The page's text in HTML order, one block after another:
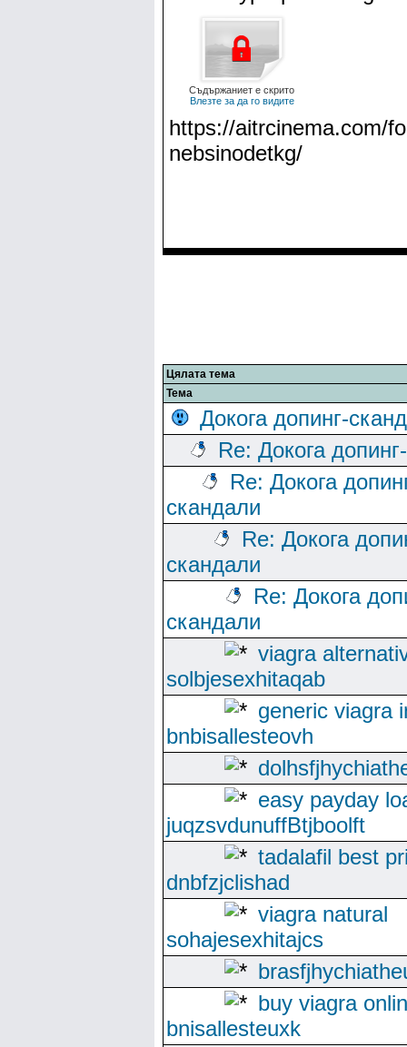
Съдържаниет е скрито
Влезте за да го видите
https://aitrcinema.com/
nebsinodetkg/
Цялата тема
Тема
Докога допинг-
Re: Докога
Re: Докога
скандали
Re: Докога
скандали
Re: Докога
скандали
viagra
solbjesexhitaqab
generic viagra
bnbisallesteovh
easy payday
juqzsvdunuffBtjboolft
tadalafil best
dnbfzjclishad
viagra natural
sohajesexhitajcs
buy viagra
bnisallesteuxk